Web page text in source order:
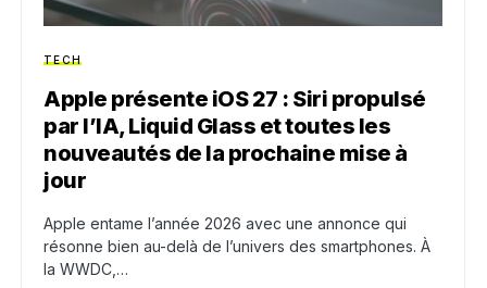
TECH
Apple présente iOS 27 : Siri propulsé
par l’IA, Liquid Glass et toutes les
nouveautés de la prochaine mise à
jour
Apple entame l’année 2026 avec une annonce qui
résonne bien au-delà de l’univers des smartphones. À
la WWDC,…